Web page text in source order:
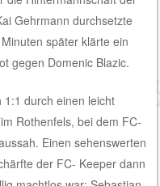
Gehrmann durchsetzte
später klärte ein
gegen Domenic Blazic.
durch einen leicht
Rothenfels, bei dem FC-
Einen sehenswerten
der FC- Keeper dann